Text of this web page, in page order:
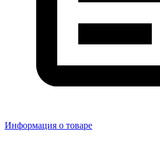
Информация о товаре